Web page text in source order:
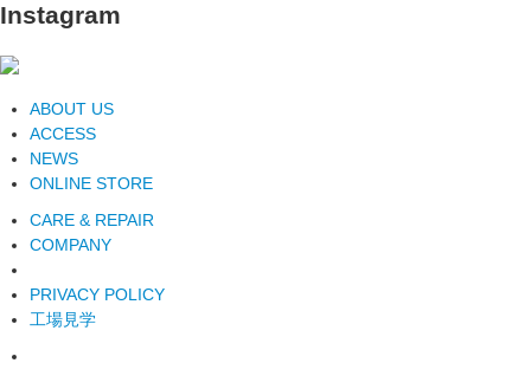
Instagram
ABOUT US
ACCESS
NEWS
ONLINE STORE
CARE & REPAIR
COMPANY
PRIVACY POLICY
工場見学